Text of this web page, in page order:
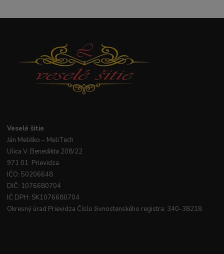
Veselé šitie
Ján Meliško – MeliTech
Ulica V. Benedikta 208/22
971 01 Prievidza
IČO: 50206648
DIČ: 1076680704
IČ DPH: SK1076680704
Okresný úrad Prievidza Číslo živnostenského registra: 340-38218